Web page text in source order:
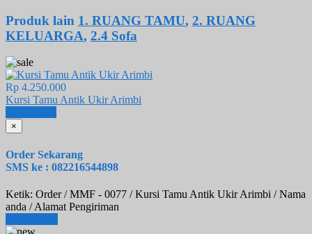
Produk lain 1. RUANG TAMU, 2. RUANG
KELUARGA, 2.4 Sofa
Rp 4.250.000
Kursi Tamu Antik Ukir Arimbi
×
Order Sekarang
SMS ke : 082216544898
Ketik: Order / MMF - 0077 / Kursi Tamu Antik Ukir Arimbi / Nama
anda / Alamat Pengiriman